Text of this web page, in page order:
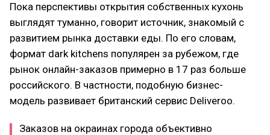
Пока перспективы открытия собственных кухонь
выглядят туманно, говорит источник, знакомый с
развитием рынка доставки еды. По его словам,
формат dark kitchens популярен за рубежом, где
рынок онлайн-заказов примерно в 17 раз больше
российского. В частности, подобную бизнес-
модель развивает британский сервис Deliveroo.
Заказов на окраинах города объективно